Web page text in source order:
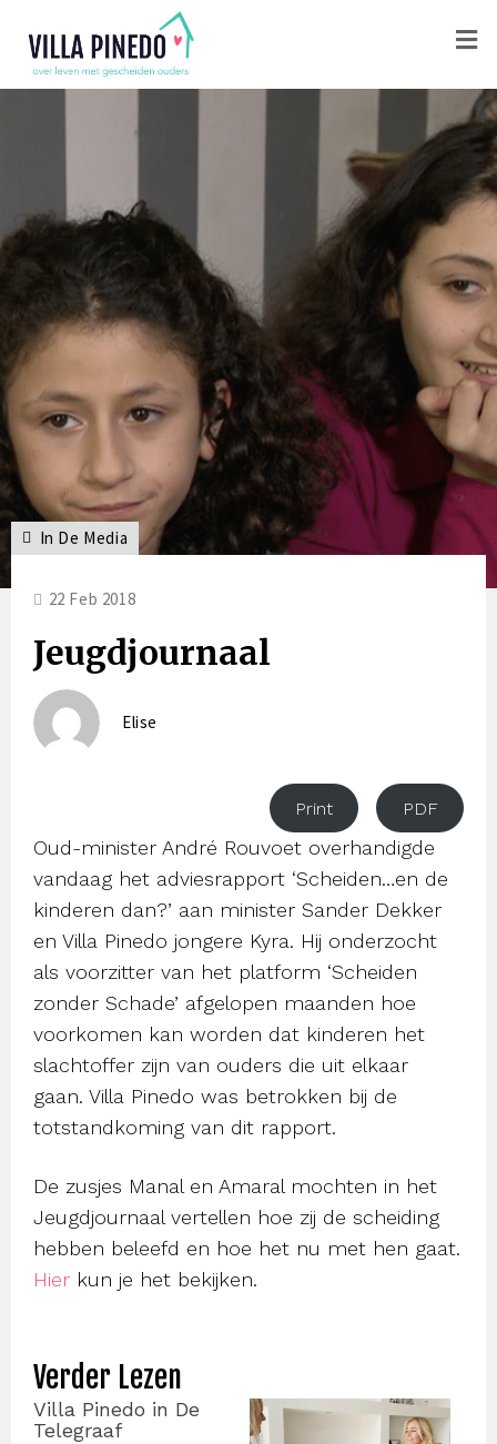
In De Media
Jeugdjournaal
Elise
22 Feb 2018
Print PDF
Oud-minister André Rouvoet overhandigde
vandaag het adviesrapport ‘Scheiden…en de
kinderen dan?’ aan minister Sander Dekker
en Villa Pinedo jongere Kyra. Hij onderzocht
als voorzitter van het platform ‘Scheiden
zonder Schade’ afgelopen maanden hoe
voorkomen kan worden dat kinderen het
slachtoffer zijn van ouders die uit elkaar
gaan. Villa Pinedo was betrokken bij de
totstandkoming van dit rapport.
De zusjes Manal en Amaral mochten in het
Jeugdjournaal vertellen hoe zij de scheiding
hebben beleefd en hoe het nu met hen gaat.
Hier kun je het bekijken.
Verder Lezen
Villa Pinedo in De
Telegraaf